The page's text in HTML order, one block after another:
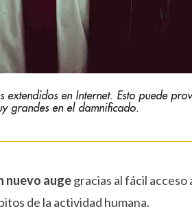
en Internet. Esto puede
grandes en el damnificado.
nuevo augegracias al fácil acceso
de la actividad humana.